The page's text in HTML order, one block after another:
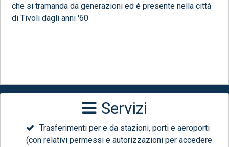
che si tramanda da generazioni ed è presente nella città
di Tivoli dagli anni '60
Servizi
Trasferimenti per e da stazioni, porti e aeroporti
(con relativi permessi e autorizzazioni per accedere